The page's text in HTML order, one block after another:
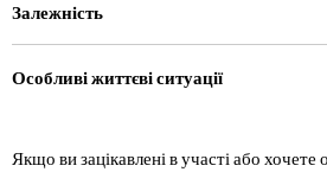
Залежність
Особливі життєві ситуації
Якщо ви зацікавлені в участі або